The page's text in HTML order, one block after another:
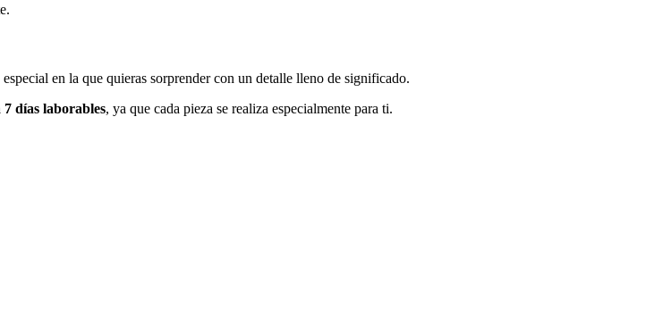
en la que quieras sorprender con un detalle lleno de significado.
7 días laborables, ya que cada pieza se realiza especialmente para ti.